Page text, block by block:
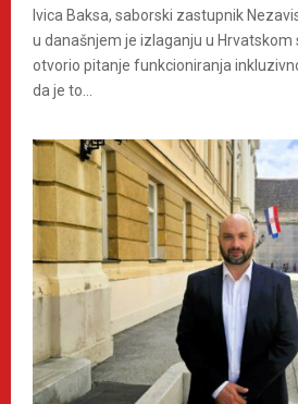
Ivica Baksa, saborski zastupnik
u današnjem je izlaganju u Hrvatskom
otvorio pitanje funkcioniranja
da je to...